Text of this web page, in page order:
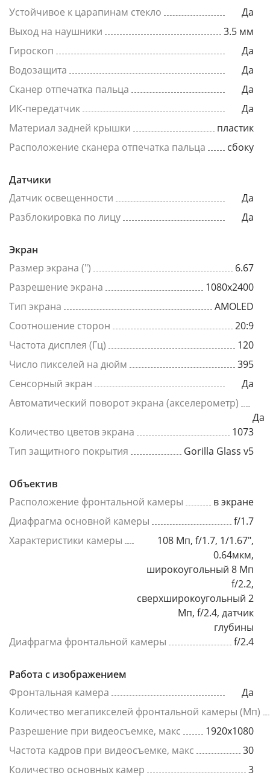
Устойчивое к царапинам стекло
Да
Выход на наушники
3.5 мм
Гироскоп
Да
Водозащита
Да
Сканер отпечатка пальца
Да
ИК-передатчик
Да
Материал задней крышки
пластик
Расположение сканера отпечатка пальца
сбоку
Датчики
Датчик освещенности
Да
Разблокировка по лицу
Да
Экран
Размер экрана (")
6.67
Разрешение экрана
1080x2400
Тип экрана
AMOLED
Соотношение сторон
20:9
Частота дисплея (Гц)
120
Число пикселей на дюйм
395
Сенсорный экран
Да
Автоматический поворот экрана (акселерометр)
Да
Количество цветов экрана
1073
Тип защитного покрытия
Gorilla Glass v5
Объектив
Расположение фронтальной камеры
в экране
Диафрагма основной камеры
f/1.7
Характеристики камеры
108 Мп, f/1.7, 1/1.67",
0.64мкм,
широкоугольный 8 Мп
f/2.2,
сверхширокоугольный 2
Мп, f/2.4, датчик
глубины
Диафрагма фронтальной камеры
f/2.4
Работа с изображением
Фронтальная камера
Да
Количество мегапикселей фронтальной камеры (Мп)
Разрешение при видеосъемке, макс
1920x1080
Частота кадров при видеосъемке, макс
30
Количество основных камер
3